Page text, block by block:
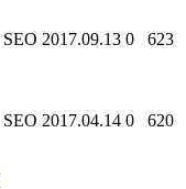
SEO 2017.09.13 0 623
SEO 2017.04.14 0 620